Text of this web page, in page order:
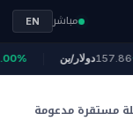
مباشر EN
دولار/ين157.86
مستقرة مدعومة